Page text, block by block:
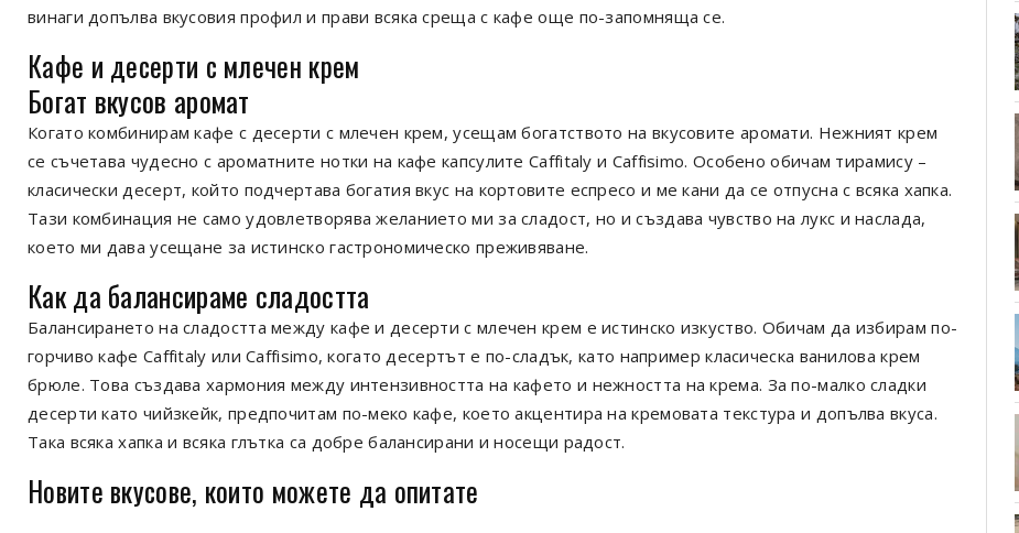
винаги допълва вкусовия профил и прави всяка среща с кафе още по-запомняща се.
Кафе и десерти с млечен крем
Богат вкусов аромат
Когато комбинирам кафе с десерти с млечен крем, усещам богатството на вкусовите аромати. Нежният крем
се съчетава чудесно с ароматните нотки на кафе капсулите Caffitaly и Caffisimo. Особено обичам тирамису –
класически десерт, който подчертава богатия вкус на кортовите еспресо и ме кани да се отпусна с всяка хапка.
Тази комбинация не само удовлетворява желанието ми за сладост, но и създава чувство на лукс и наслада,
което ми дава усещане за истинско гастрономическо преживяване.
Как да балансираме сладостта
Балансирането на сладостта между кафе и десерти с млечен крем е истинско изкуство. Обичам да избирам по-
горчиво кафе Caffitaly или Caffisimo, когато десертът е по-сладък, като например класическа ванилова крем
брюле. Това създава хармония между интензивността на кафето и нежността на крема. За по-малко сладки
десерти като чийзкейк, предпочитам по-меко кафе, което акцентира на кремовата текстура и допълва вкуса.
Така всяка хапка и всяка глътка са добре балансирани и носещи радост.
Новите вкусове, които можете да опитате